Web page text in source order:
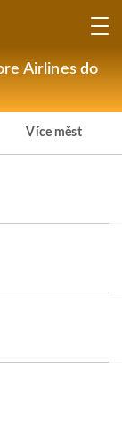
Airlines do
Více měst